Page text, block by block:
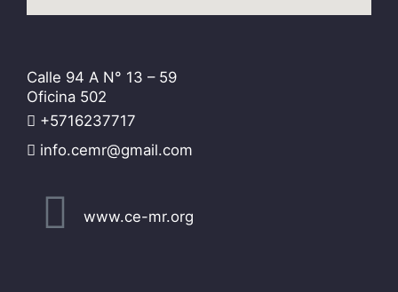
Calle 94 A N° 13 – 59
Oficina 502
+5716237717
info.cemr@gmail.com
www.ce-mr.org